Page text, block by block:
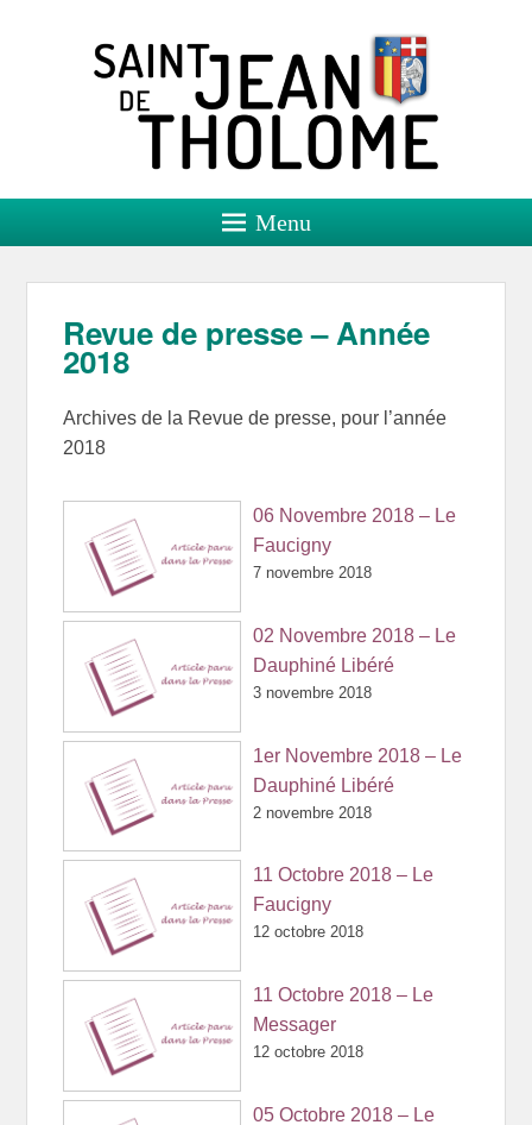
Saint Jean de Tholome
Site officiel
Menu
Revue de presse – Année
2018
Archives de la Revue de presse, pour l’année
2018
06 Novembre 2018 – Le
Faucigny
7 novembre 2018
02 Novembre 2018 – Le
Dauphiné Libéré
3 novembre 2018
1er Novembre 2018 – Le
Dauphiné Libéré
2 novembre 2018
11 Octobre 2018 – Le
Faucigny
12 octobre 2018
11 Octobre 2018 – Le
Messager
12 octobre 2018
05 Octobre 2018 – Le